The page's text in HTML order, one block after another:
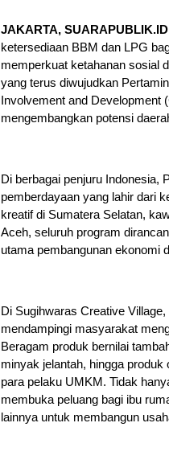
JAKARTA, SUARAPUBLIK.ID
ketersediaan BBM dan LPG
memperkuat ketahanan sosial
yang terus diwujudkan
Involvement and Development
mengembangkan potensi
Di berbagai penjuru Indonesia,
pemberdayaan yang lahir dari
kreatif di Sumatera Selatan,
Aceh, seluruh program
utama pembangunan ekonomi
Di Sugihwaras Creative
mendampingi masyarakat
Beragam produk bernilai
minyak jelantah, hingga
para pelaku UMKM. Tidak
membuka peluang bagi ibu
lainnya untuk membangun